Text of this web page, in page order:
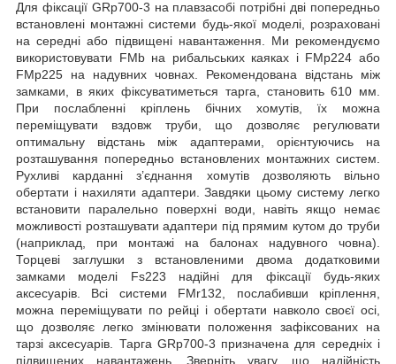
Для фіксації GRp700-3 на плавзасобі потрібні дві попередньо
встановлені монтажні системи будь-якої моделі, розраховані
на середні або підвищені навантаження. Ми рекомендуємо
використовувати FMb на рибальських каяках і FMp224 або
FMp225 на надувних човнах. Рекомендована відстань між
замками, в яких фіксуватиметься тарга, становить 610 мм.
При послабленні кріплень бічних хомутів, їх можна
переміщувати вздовж труби, що дозволяє регулювати
оптимальну відстань між адаптерами, орієнтуючись на
розташування попередньо встановлених монтажних систем.
Рухливі карданні з’єднання хомутів дозволяють вільно
обертати і нахиляти адаптери. Завдяки цьому систему легко
встановити паралельно поверхні води, навіть якщо немає
можливості розташувати адаптери під прямим кутом до труби
(наприклад, при монтажі на балонах надувного човна).
Торцеві заглушки з встановленими двома додатковими
замками моделі Fs223 надійні для фіксації будь-яких
аксесуарів. Всі системи FMr132, послабивши кріплення,
можна переміщувати по рейці і обертати навколо своєї осі,
що дозволяє легко змінювати положення зафіксованих на
тарзі аксесуарів. Тарга GRp700-3 призначена для середніх і
підвищених навантажень. Зверніть увагу, що надійність